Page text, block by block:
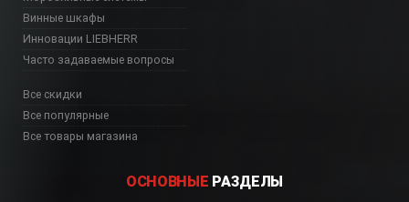
Винные шкафы
Инновации LIEBHERR
Часто задаваемые вопросы
Все скидки
Все популярные
Все товары магазина
ОСНОВНЫЕ РАЗДЕЛЫ